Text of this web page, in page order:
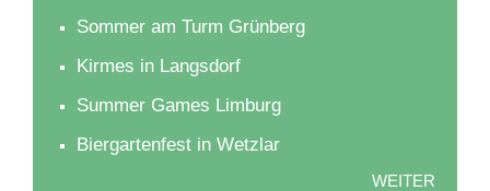
Sommer am Turm Grünberg
Kirmes in Langsdorf
Summer Games Limburg
Biergartenfest in Wetzlar
WEITER